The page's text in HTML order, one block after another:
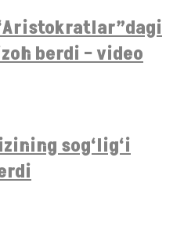
berdi – video
sog‘lig‘i